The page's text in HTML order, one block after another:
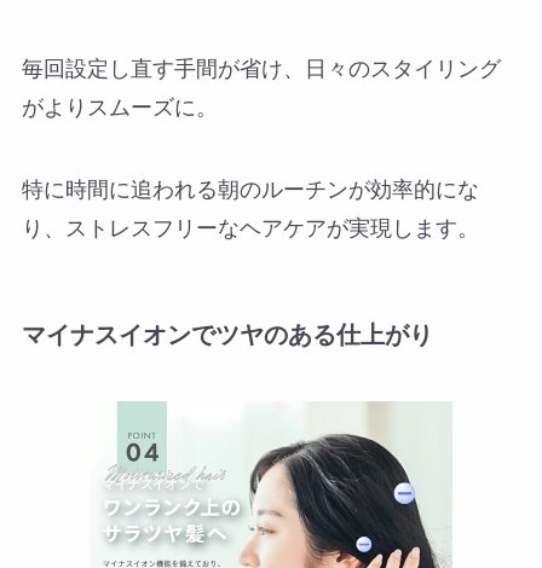
毎回設定し直す手間が省け、日々のスタイリング
がよりスムーズに。
特に時間に追われる朝のルーチンが効率的にな
り、ストレスフリーなヘアケアが実現します。
マイナスイオンでツヤのある仕上がり